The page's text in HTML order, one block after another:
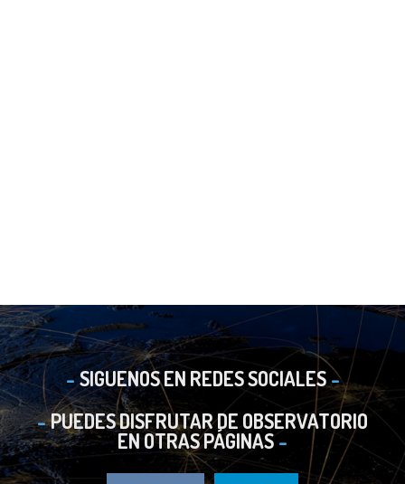
SIGUENOS EN REDES SOCIALES
PUEDES DISFRUTAR DE OBSERVATORIO
EN OTRAS PÁGINAS